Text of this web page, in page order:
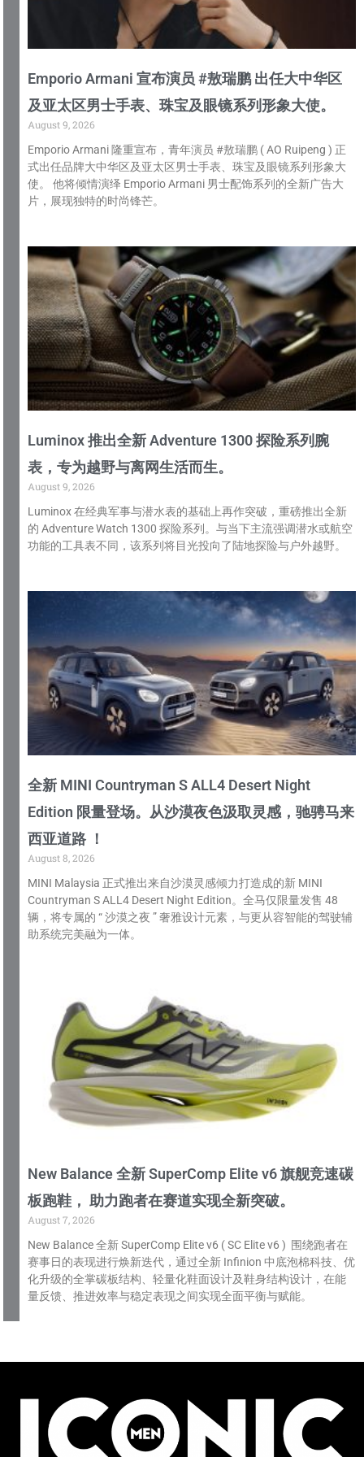
Emporio Armani 宣布演员 #敖瑞鹏 出任大中华区
及亚太区男士手表、珠宝及眼镜系列形象大使。
August 9, 2026
Emporio Armani 隆重宣布，青年演员 #敖瑞鹏 ( AO Ruipeng ) 正
式出任品牌大中华区及亚太区男士手表、珠宝及眼镜系列形象大
使。 他将倾情演绎 Emporio Armani 男士配饰系列的全新广告大
片，展现独特的时尚锋芒。
Luminox 推出全新 Adventure 1300 探险系列腕
表，专为越野与离网生活而生。
August 9, 2026
Luminox 在经典军事与潜水表的基础上再作突破，重磅推出全新
的 Adventure Watch 1300 探险系列。与当下主流强调潜水或航空
功能的工具表不同，该系列将目光投向了陆地探险与户外越野。
全新 MINI Countryman S ALL4 Desert Night
Edition 限量登场。从沙漠夜色汲取灵感，驰骋马来
西亚道路 ！
August 8, 2026
MINI Malaysia 正式推出来自沙漠灵感倾力打造成的新 MINI
Countryman S ALL4 Desert Night Edition。全马仅限量发售 48
辆，将专属的 “ 沙漠之夜 ” 奢雅设计元素，与更从容智能的驾驶辅
助系统完美融为一体。
New Balance 全新 SuperComp Elite v6 旗舰竞速碳
板跑鞋， 助力跑者在赛道实现全新突破。
August 7, 2026
New Balance 全新 SuperComp Elite v6 ( SC Elite v6 ) 围绕跑者在
赛事日的表现进行焕新迭代，通过全新 Infinion 中底泡棉科技、优
化升级的全掌碳板结构、轻量化鞋面设计及鞋身结构设计，在能
量反馈、推进效率与稳定表现之间实现全面平衡与赋能。